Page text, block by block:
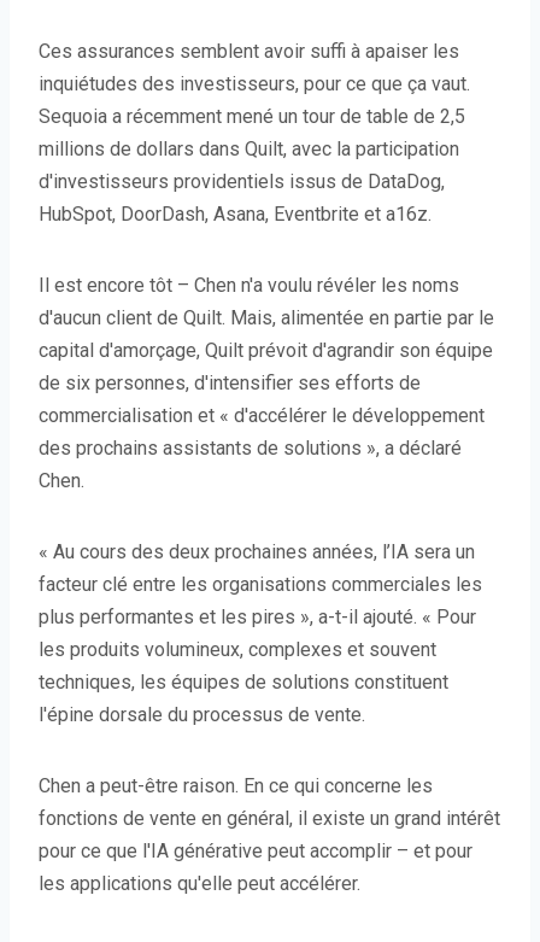
Ces assurances semblent avoir suffi à apaiser les
inquiétudes des investisseurs, pour ce que ça vaut.
Sequoia a récemment mené un tour de table de 2,5
millions de dollars dans Quilt, avec la participation
d'investisseurs providentiels issus de DataDog,
HubSpot, DoorDash, Asana, Eventbrite et a16z.
Il est encore tôt – Chen n'a voulu révéler les noms
d'aucun client de Quilt. Mais, alimentée en partie par le
capital d'amorçage, Quilt prévoit d'agrandir son équipe
de six personnes, d'intensifier ses efforts de
commercialisation et « d'accélérer le développement
des prochains assistants de solutions », a déclaré
Chen.
« Au cours des deux prochaines années, l’IA sera un
facteur clé entre les organisations commerciales les
plus performantes et les pires », a-t-il ajouté. « Pour
les produits volumineux, complexes et souvent
techniques, les équipes de solutions constituent
l'épine dorsale du processus de vente.
Chen a peut-être raison. En ce qui concerne les
fonctions de vente en général, il existe un grand intérêt
pour ce que l'IA générative peut accomplir – et pour
les applications qu'elle peut accélérer.